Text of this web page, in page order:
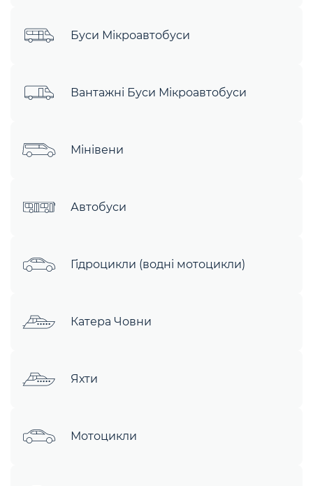
Буси Мікроавтобуси
Вантажні Буси Мікроавтобуси
Мінівени
Автобуси
Гідроцикли (водні мотоцикли)
Катера Човни
Яхти
Мотоцикли